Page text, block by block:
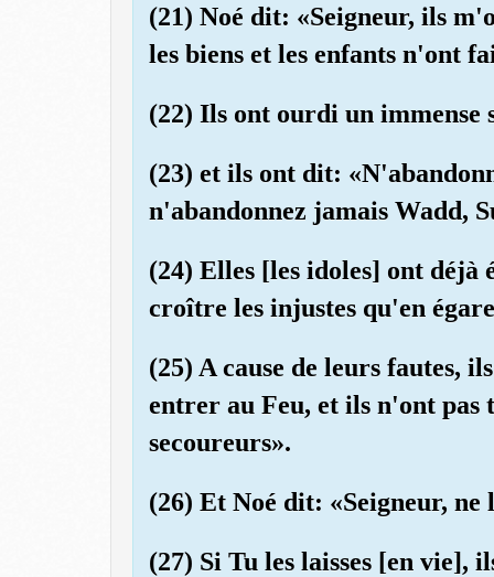
(21) Noé dit: «Seigneur, ils
les biens et les enfants n'ont
(22) Ils ont ourdi un immense
(23) et ils ont dit:
n'abandonnez jamais Wadd,
(24) Elles [les idoles] ont déjà
croître les injustes qu'en
(25) A cause de leurs fautes,
entrer au Feu, et ils n'ont pas
secoureurs».
(26) Et Noé dit: «Seigneur,
(27) Si Tu les laisses [en vie],